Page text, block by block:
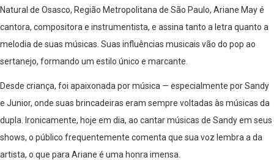
Natural de Osasco, Região Metropolitana de São Paulo, Ariane May é
cantora, compositora e instrumentista, e assina tanto a letra quanto a
melodia de suas músicas. Suas influências musicais vão do pop ao
sertanejo, formando um estilo único e marcante.
Desde criança, foi apaixonada por música — especialmente por Sandy
e Junior, onde suas brincadeiras eram sempre voltadas às músicas da
dupla. Ironicamente, hoje em dia, ao cantar músicas de Sandy em seus
shows, o público frequentemente comenta que sua voz lembra a da
artista, o que para Ariane é uma honra imensa.